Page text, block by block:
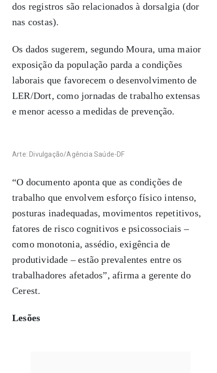
dos registros são relacionados à dorsalgia (dor
nas costas).
Os dados sugerem, segundo Moura, uma maior
exposição da população parda a condições
laborais que favorecem o desenvolvimento de
LER/Dort, como jornadas de trabalho extensas
e menor acesso a medidas de prevenção.
Arte: Divulgação/Agência Saúde-DF
“O documento aponta que as condições de
trabalho que envolvem esforço físico intenso,
posturas inadequadas, movimentos repetitivos,
fatores de risco cognitivos e psicossociais –
como monotonia, assédio, exigência de
produtividade – estão prevalentes entre os
trabalhadores afetados”, afirma a gerente do
Cerest.
Lesões